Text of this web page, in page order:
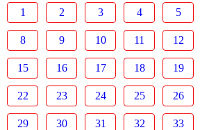
1 2 3 4 5
8 9 10 11 12
15 16 17 18 19
22 23 24 25 26
29 30 31 32 33